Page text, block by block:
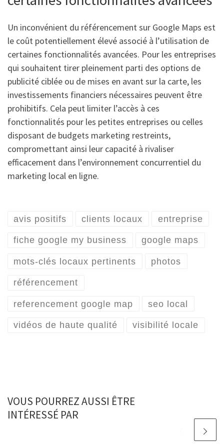
Un inconvénient du référencement sur Google Maps est
le coût potentiellement élevé associé à l’utilisation de
certaines fonctionnalités avancées. Pour les entreprises
qui souhaitent tirer pleinement parti des options de
publicité ciblée ou de mises en avant sur la carte, les
investissements financiers nécessaires peuvent être
prohibitifs. Cela peut limiter l’accès à ces
fonctionnalités pour les petites entreprises ou celles
disposant de budgets marketing restreints,
compromettant ainsi leur capacité à rivaliser
efficacement dans l’environnement concurrentiel du
marketing local en ligne.
avis positifs clients locaux entreprise
fiche google my business google maps
mots-clés locaux pertinents photos
référencement
referencement google map seo local
vidéos de haute qualité visibilité locale
VOUS POURREZ AUSSI ÊTRE
INTÉRESSÉ PAR